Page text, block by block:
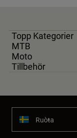
Topp Kategorier
MTB
Moto
Tillbehör
Ruoŧŧa